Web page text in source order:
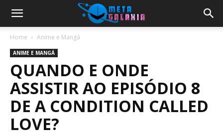
Home Anime e Mangá
ANIME E MANGÁ
QUANDO E ONDE
ASSISTIR AO EPISÓDIO 8
DE A CONDITION CALLED
LOVE?